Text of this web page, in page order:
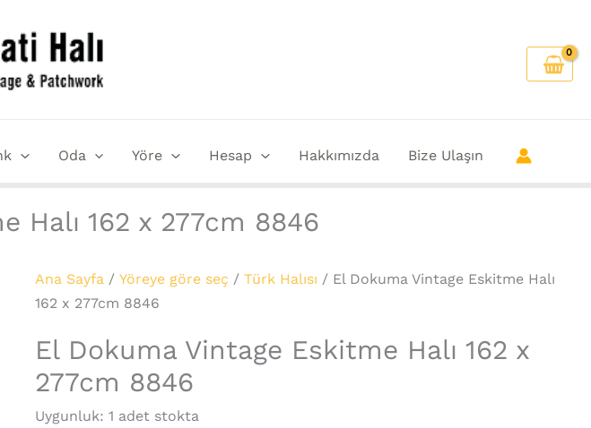
Oda Yöre Hesap Hakkımızda Bize Ulaşın
Halı 162 x 277cm 8846
Ana Sayfa /Yöreye göre seç /Türk Halısı / El Dokuma Vintage Eskitme Halı
162 x 277cm 8846
El Dokuma Vintage Eskitme Halı 162 x
277cm 8846
Uygunluk: 1 adet stokta
Dokuma
Vintage
Eskitme
8846
adet